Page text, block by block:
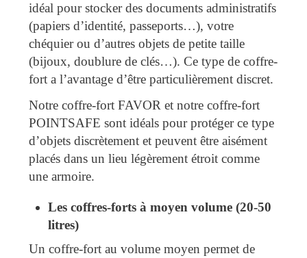
idéal pour stocker des documents administratifs
(papiers d’identité, passeports…), votre
chéquier ou d’autres objets de petite taille
(bijoux, doublure de clés…). Ce type de coffre-
fort a l’avantage d’être particulièrement discret.
Notre coffre-fort FAVOR et notre coffre-fort
POINTSAFE sont idéals pour protéger ce type
d’objets discrètement et peuvent être aisément
placés dans un lieu légèrement étroit comme
une armoire.
Les coffres-forts à moyen volume (20-50
litres)
Un coffre-fort au volume moyen permet de